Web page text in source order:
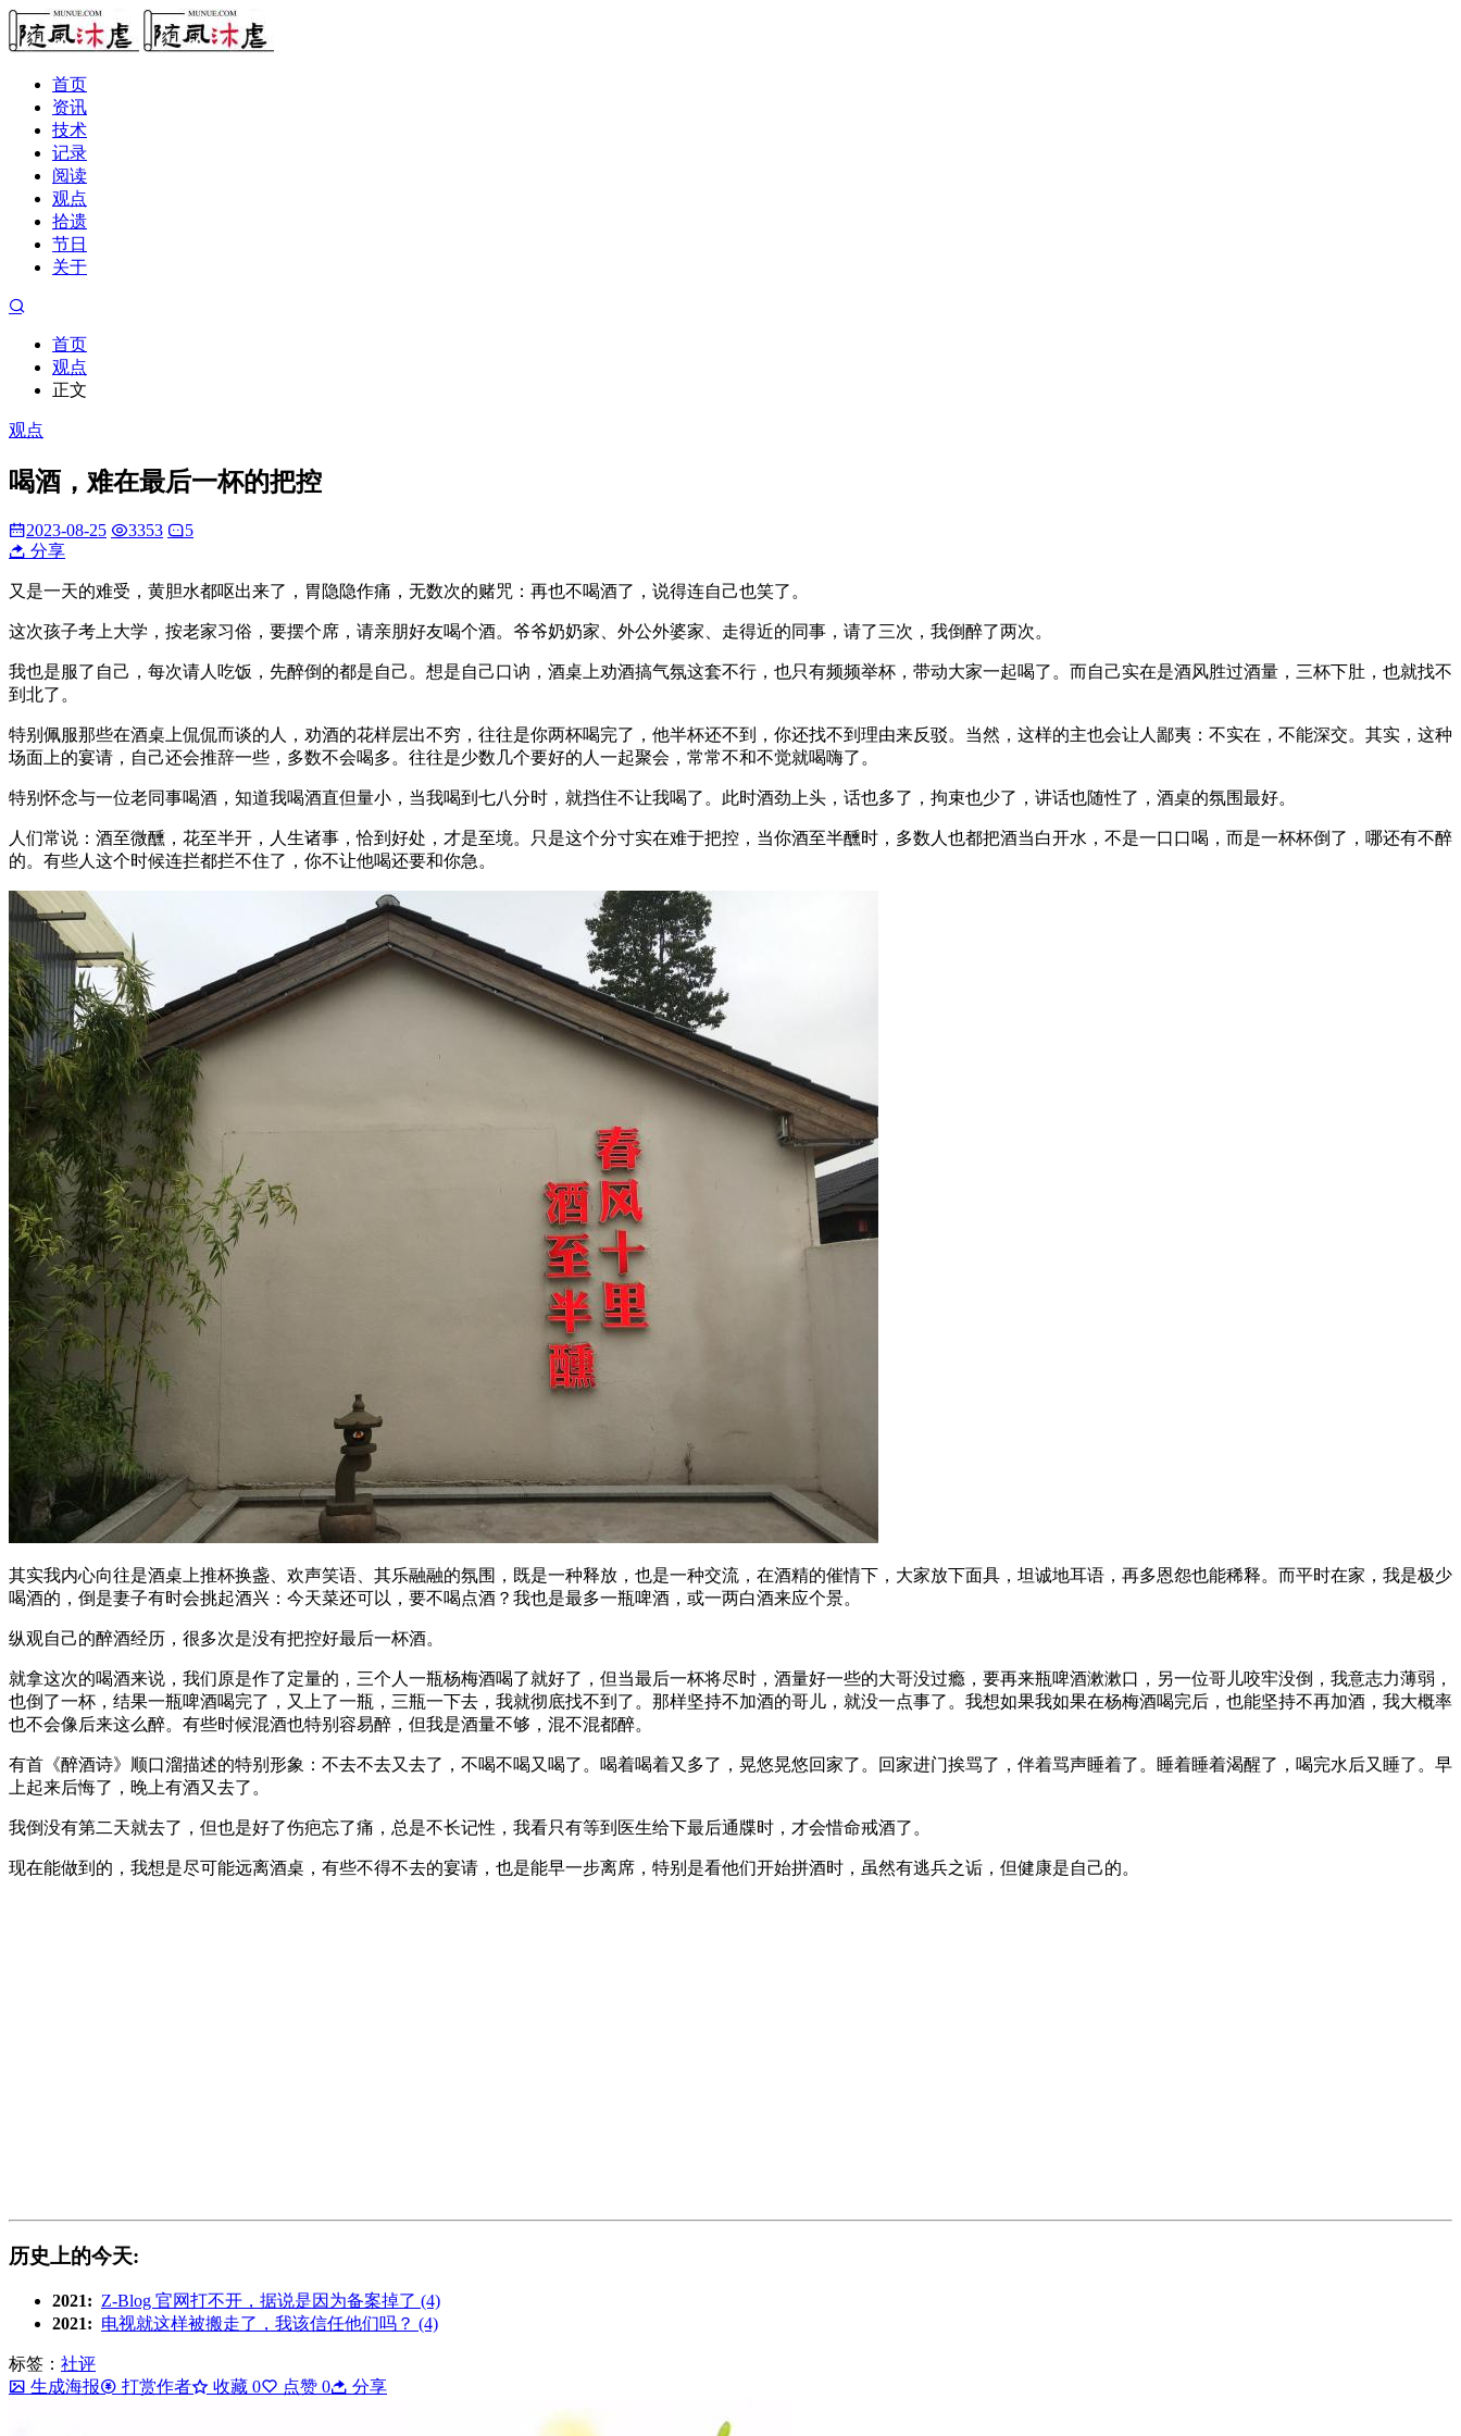
首页
资讯
技术
记录
阅读
观点
拾遗
节日
关于
首页
观点
正文
观点
喝酒，难在最后一杯的把控
2023-08-25 3353
5
分享
又是一天的难受，黄胆水都呕出来了，胃隐隐作痛，无数次的赌咒：再也不喝酒了，说得连自己也笑了。
这次孩子考上大学，按老家习俗，要摆个席，请亲朋好友喝个酒。爷爷奶奶家、外公外婆家、走得近的同事，请了三次，我倒醉了两次。
我也是服了自己，每次请人吃饭，先醉倒的都是自己。想是自己口讷，酒桌上劝酒搞气氛这套不行，也只有频频举杯，带动大家一起喝了。而自己实在是酒风胜过酒量，三杯下肚，也就找不
到北了。
特别佩服那些在酒桌上侃侃而谈的人，劝酒的花样层出不穷，往往是你两杯喝完了，他半杯还不到，你还找不到理由来反驳。当然，这样的主也会让人鄙夷：不实在，不能深交。其实，这种
场面上的宴请，自己还会推辞一些，多数不会喝多。往往是少数几个要好的人一起聚会，常常不和不觉就喝嗨了。
特别怀念与一位老同事喝酒，知道我喝酒直但量小，当我喝到七八分时，就挡住不让我喝了。此时酒劲上头，话也多了，拘束也少了，讲话也随性了，酒桌的氛围最好。
人们常说：酒至微醺，花至半开，人生诸事，恰到好处，才是至境。只是这个分寸实在难于把控，当你酒至半醺时，多数人也都把酒当白开水，不是一口口喝，而是一杯杯倒了，哪还有不醉
的。有些人这个时候连拦都拦不住了，你不让他喝还要和你急。
其实我内心向往是酒桌上推杯换盏、欢声笑语、其乐融融的氛围，既是一种释放，也是一种交流，在酒精的催情下，大家放下面具，坦诚地耳语，再多恩怨也能稀释。而平时在家，我是极少
喝酒的，倒是妻子有时会挑起酒兴：今天菜还可以，要不喝点酒？我也是最多一瓶啤酒，或一两白酒来应个景。
纵观自己的醉酒经历，很多次是没有把控好最后一杯酒。
就拿这次的喝酒来说，我们原是作了定量的，三个人一瓶杨梅酒喝了就好了，但当最后一杯将尽时，酒量好一些的大哥没过瘾，要再来瓶啤酒漱漱口，另一位哥儿咬牢没倒，我意志力薄弱，
也倒了一杯，结果一瓶啤酒喝完了，又上了一瓶，三瓶一下去，我就彻底找不到了。那样坚持不加酒的哥儿，就没一点事了。我想如果我如果在杨梅酒喝完后，也能坚持不再加酒，我大概率
也不会像后来这么醉。有些时候混酒也特别容易醉，但我是酒量不够，混不混都醉。
有首《醉酒诗》顺口溜描述的特别形象：不去不去又去了，不喝不喝又喝了。喝着喝着又多了，晃悠晃悠回家了。回家进门挨骂了，伴着骂声睡着了。睡着睡着渴醒了，喝完水后又睡了。早
上起来后悔了，晚上有酒又去了。
我倒没有第二天就去了，但也是好了伤疤忘了痛，总是不长记性，我看只有等到医生给下最后通牒时，才会惜命戒酒了。
现在能做到的，我想是尽可能远离酒桌，有些不得不去的宴请，也是能早一步离席，特别是看他们开始拼酒时，虽然有逃兵之诟，但健康是自己的。
历史上的今天:
2021: Z-Blog 官网打不开，据说是因为备案掉了 (4)
2021: 电视就这样被搬走了，我该信任他们吗？ (4)
标签： 社评
生成海报
打赏作者 收藏 0 点赞 0 分享